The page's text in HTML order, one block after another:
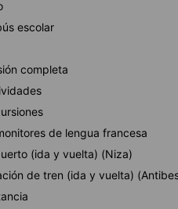
escolar
completa
de lengua francesa
(ida y vuelta) (Niza)
de tren (ida y vuelta)